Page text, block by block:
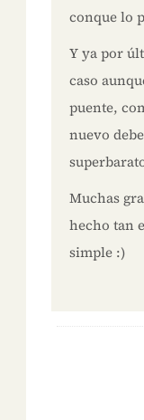
conque lo
Y ya por
caso
puente,
nuevo
Muchas
hecho tan
simple :)